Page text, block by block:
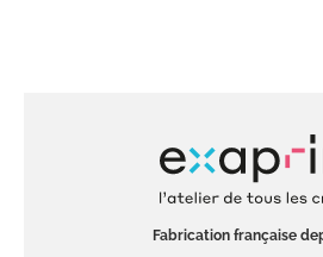
Fabrication française